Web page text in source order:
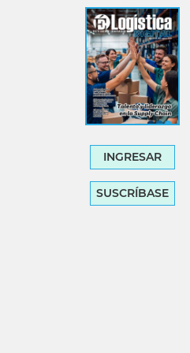
INGRESAR
SUSCRÍBASE